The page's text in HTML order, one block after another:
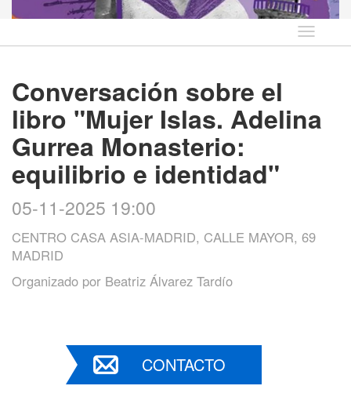
Idioma
Conversación sobre el
libro "Mujer Islas. Adelina
Gurrea Monasterio:
equilibrio e identidad"
05-11-2025 19:00
CENTRO CASA ASIA-MADRID, CALLE MAYOR, 69
MADRID
Organizado por Beatriz Álvarez Tardío
CONTACTO